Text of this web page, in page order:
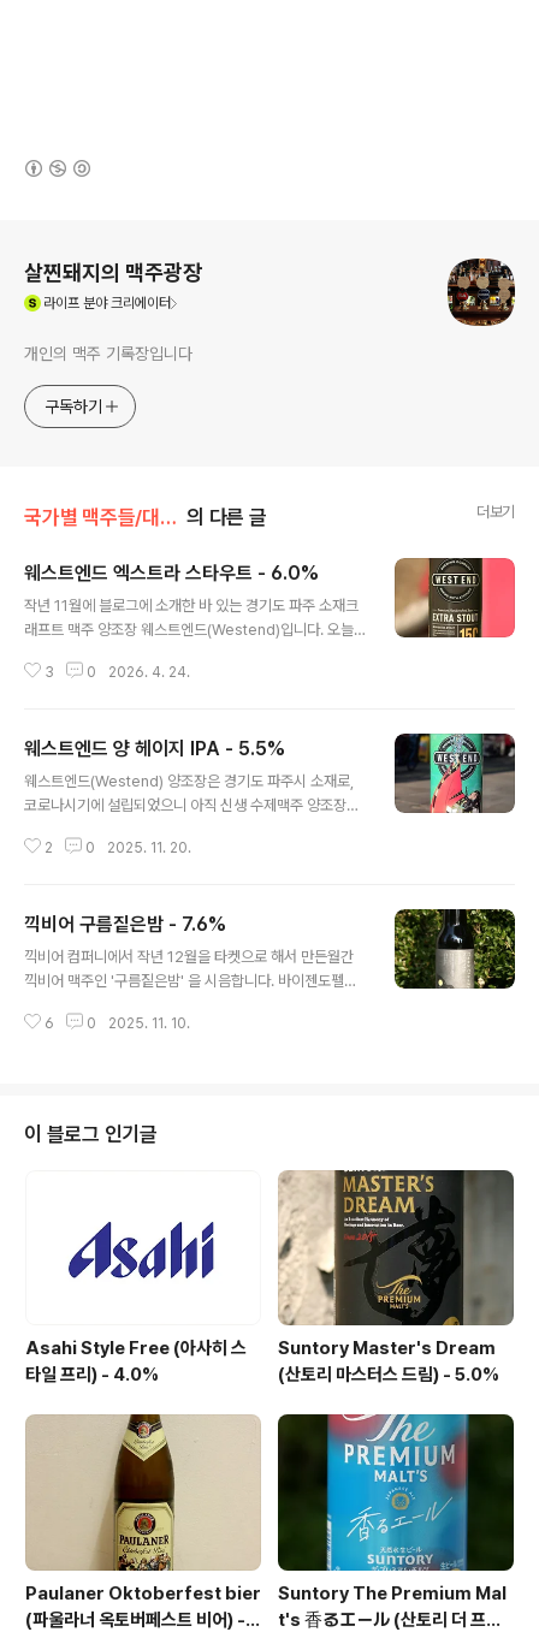
살찐돼지의 맥주광장
라이프분야 크리에이터
개인의 맥주 기록장입니다
구독하기
국가별 맥주들/대한민국 의 다른 글 더보기
웨스트엔드 엑스트라 스타우트 - 6.0%
작년 11월에 블로그에 소개한 바 있는 경기도 파주 소재크
래프트 맥주 양조장 웨스트엔드(Westend)입니다. 오늘
있지만 아이리쉬 풍을 기반으로 합니다. 아이리쉬 스타우
없지만 판매된 적도 있었습니다. - 블로그에 리뷰된 웨스트
엔드 양조장의 맥주 -웨스트엔드 양 헤이지 IPA - 5.5% -
2025.11.20 기네스 드래프트나 오리지날과 같이 대중화
옛 스타우트의 강건함을 느끼기 어렵지만, 국내에 수입이
3 0 2026. 4. 24.
웨스트엔드 양 헤이지 IPA - 5.5%
웨스트엔드(Westend) 양조장은 경기도 파주시 소재로,
코로나시기에 설립되었으니 아직 신생 수제맥주 양조장입
관련 업체나 인물들과 자주 협업하고 있는게 확인되며, 취
등등전통-트렌디, 스타일 국가를 가리지 않고 다양하게 양
조하는 곳입니다. 제 블로그에 처음으로 시음기를 남기게
된 Westend 의 맥주는,정규제품이라기보다는 콜라보레
이라 양조장과 협업한 맥주를음양(陰陽)이라는 이름으로
2 0 2025. 11. 20.
끽비어 구름짙은밤 - 7.6%
끽비어 컴퍼니에서 작년 12월을 타켓으로 해서 만든월간
끽비어 맥주인 '구름짙은밤' 을 시음합니다. 바이젠도펠복
바이젠(Weizen)이라고 하며,이를 어둡게 만들면 둔켈바
장의 맥주들 -끽비어 컴퍼니 꿀꺽 - 4.6% - 2021.03.16
끽비어 새검정 - 7.0% - 2021.06.14끽비어 비에르 드 제
주 - 7.0% - 2021.08.25끽비어 네버 마인드 - 4.1% - 2
022.01.23끽비어 제가 보스턴에 있었을 때 - 5.2% - 20
22.09.26끽비어 ..
6 0 2025. 11. 10.
이 블로그 인기글
Asahi Style Free (아사히 스
타일 프리) - 4.0%
Suntory Master's Dream
(산토리 마스터스 드림) - 5.0%
Paulaner Oktoberfest bier
(파울라너 옥토버페스트 비어) -
Suntory The Premium Mal
t's 香るエール (산토리 더 프리